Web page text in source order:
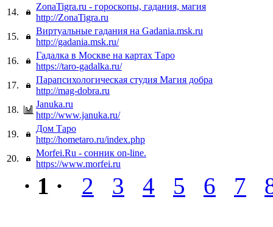
14.
ZonaTigra.ru - гороскопы, гадания, магия
http://ZonaTigra.ru
15.
Виртуальные гадания на Gadania.msk.ru
http://gadania.msk.ru/
16.
Гадалка в Москве на картах Таро
https://taro-gadalka.ru/
17.
Парапсихологическая студия Магия добра
http://mag-dobra.ru
18.
Januka.ru
http://www.januka.ru/
19.
Дом Таро
http://hometaro.ru/index.php
20.
Morfei.Ru - сонник on-line.
https://www.morfei.ru
· 1 · 2 3 4 5 6 7